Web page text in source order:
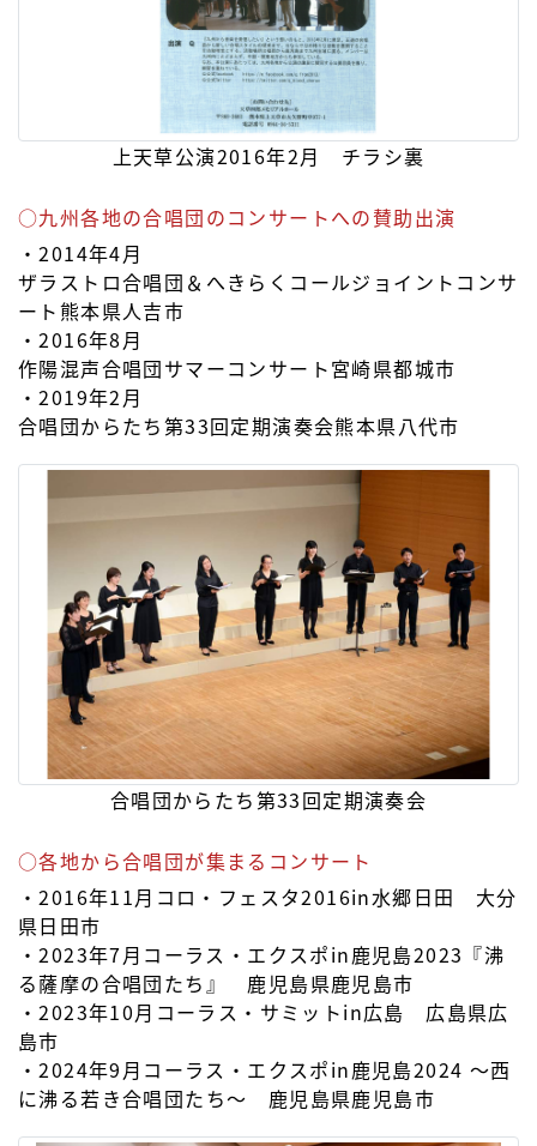
上天草公演2016年2月 チラシ裏
○九州各地の合唱団のコンサートへの賛助出演
・2014年4月
ザラストロ合唱団＆へきらくコールジョイントコンサ
ート熊本県人吉市
・2016年8月
作陽混声合唱団サマーコンサート宮崎県都城市
・2019年2月
合唱団からたち第33回定期演奏会熊本県八代市
合唱団からたち第33回定期演奏会
○各地から合唱団が集まるコンサート
・2016年11月コロ・フェスタ2016in水郷日田 大分
県日田市
・2023年7月コーラス・エクスポin鹿児島2023『沸
る薩摩の合唱団たち』 鹿児島県鹿児島市
・2023年10月コーラス・サミットin広島 広島県広
島市
・2024年9月コーラス・エクスポin鹿児島2024 〜西
に沸る若き合唱団たち〜 鹿児島県鹿児島市